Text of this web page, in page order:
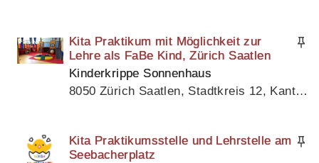
Kita Praktikum mit Möglichkeit zur
Lehre als FaBe Kind, Zürich Saatlen
Kinderkrippe Sonnenhaus
8050 Zürich Saatlen, Stadtkreis 12, Kanton Zürich
Kita Praktikumsstelle und Lehrstelle am
Seebacherplatz